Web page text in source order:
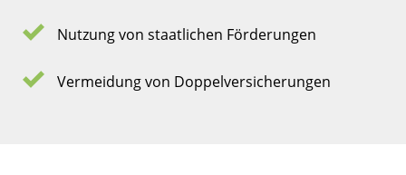
Nutzung von staatlichen Förderungen
Vermeidung von Doppelversicherungen